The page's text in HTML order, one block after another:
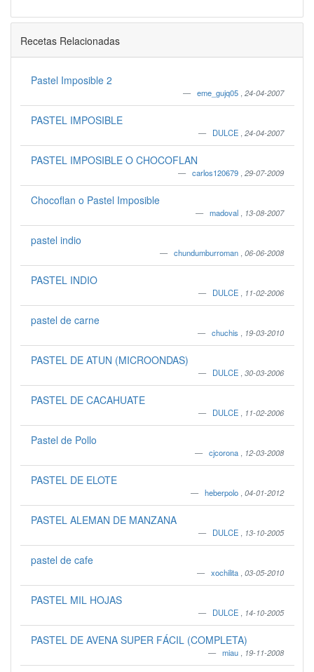
Recetas Relacionadas
Pastel Imposible 2
eme_gujq05 24-04-2007
PASTEL IMPOSIBLE
DULCE 24-04-2007
PASTEL IMPOSIBLE O CHOCOFLAN
carlos120679 29-07-2009
Chocoflan o Pastel Imposible
madoval 13-08-2007
pastel indio
chundumburroman 06-06-2008
PASTEL INDIO
DULCE 11-02-2006
pastel de carne
chuchis 19-03-2010
PASTEL DE ATUN (MICROONDAS)
DULCE 30-03-2006
PASTEL DE CACAHUATE
DULCE 11-02-2006
Pastel de Pollo
cjcorona 12-03-2008
PASTEL DE ELOTE
heberpolo 04-01-2012
PASTEL ALEMAN DE MANZANA
DULCE 13-10-2005
pastel de cafe
xochilita 03-05-2010
PASTEL MIL HOJAS
DULCE 14-10-2005
PASTEL DE AVENA SUPER FÁCIL (COMPLETA)
miau 19-11-2008